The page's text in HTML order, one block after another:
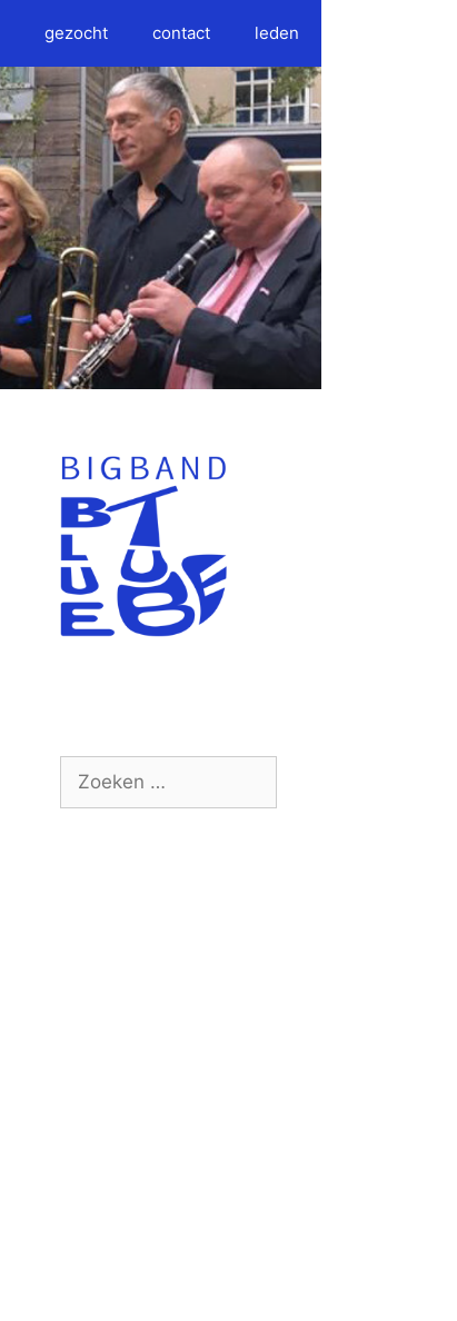
gezocht contact leden
naar: